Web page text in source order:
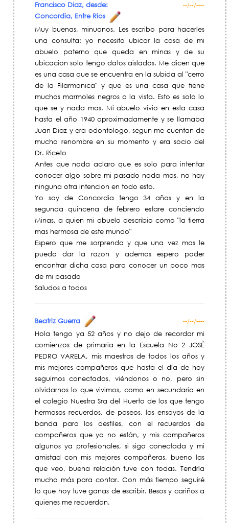
Francisco Diaz, desde:
Concordia, Entre Rios
--/--/----
Muy buenas, minuanos. Les escribo para hacerles
una consulta: yo necesito ubicar la casa de mi
abuelo paterno que queda en minas y de su
ubicacion solo tengo datos aislados. Me dicen que
es una casa que se encuentra en la subida al "cerro
de la Filarmonica" y que es una casa que tiene
muchos marmoles negros a la vista. Esto es solo lo
que se y nada mas. Mi abuelo vivio en esta casa
hasta el año 1940 aproximadamente y se llamaba
Juan Diaz y era odontologo, segun me cuentan de
mucho renombre en su momento y era socio del
Dr. Riceto
Antes que nada aclaro que es solo para intentar
conocer algo sobre mi pasado nada mas, no hay
ninguna otra intencion en todo esto.
Yo soy de Concordia tengo 34 años y en la
segunda quincena de febrero estare conciendo
Minas, a quien mi abuelo describio como "la tierra
mas hermosa de este mundo"
Espero que me sorprenda y que una vez mas le
pueda dar la razon y ademas espero poder
encontrar dicha casa para conocer un poco mas
de mi pasado
Saludos a todos
Beatriz Guerra --/--/----
Hola tengo ya 52 años y no dejo de recordar mi
comienzos de primaria en la Escuela No 2 JOSÉ
PEDRO VARELA, mis maestras de todos los años y
mis mejores compañeros que hasta el dí­a de hoy
seguimos conectados, viéndonos o no, pero sin
olvidarnos lo que vivimos, como en secundaria en
el colegio Nuestra Sra del Huerto de los que tengo
hermosos recuerdos, de paseos, los ensayos de la
banda para los desfiles, con el recuerdos de
compañeros que ya no están, y mis compañeros
algunos ya profesionales, si sigo conectada y mi
amistad con mis mejores compañeras, bueno las
que veo, buena relación tuve con todas. Tendrí­a
mucho más para contar. Con más tiempo seguiré
lo que hoy tuve ganas de escribir. Besos y cariños a
quienes me recuerdan.